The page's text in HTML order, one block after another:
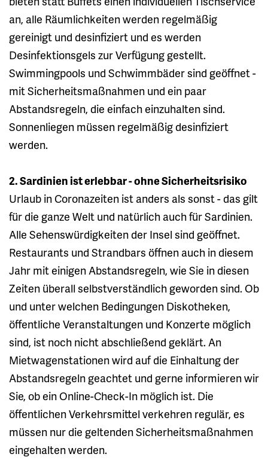
an, alle Räumlichkeiten werden regelmäßig
gereinigt und desinfiziert und es werden
Desinfektionsgels zur Verfügung gestellt.
Swimmingpools und Schwimmbäder sind geöffnet -
mit Sicherheitsmaßnahmen und ein paar
Abstandsregeln, die einfach einzuhalten sind.
Sonnenliegen müssen regelmäßig desinfiziert
werden.
2. Sardinien ist erlebbar - ohne Sicherheitsrisiko
Urlaub in Coronazeiten ist anders als sonst - das gilt
für die ganze Welt und natürlich auch für Sardinien.
Alle Sehenswürdigkeiten der Insel sind geöffnet.
Restaurants und Strandbars öffnen auch in diesem
Jahr mit einigen Abstandsregeln, wie Sie in diesen
Zeiten überall selbstverständlich geworden sind. Ob
und unter welchen Bedingungen Diskotheken,
öffentliche Veranstaltungen und Konzerte möglich
sind, ist noch nicht abschließend geklärt. An
Mietwagenstationen wird auf die Einhaltung der
Abstandsregeln geachtet und gerne informieren wir
Sie, ob ein Online-Check-In möglich ist. Die
öffentlichen Verkehrsmittel verkehren regulär, es
müssen nur die geltenden Sicherheitsmaßnahmen
eingehalten werden.